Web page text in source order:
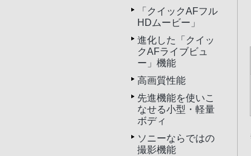
「クイックAFフル
HDムービー」
進化した「クイッ
クAFライブビュ
ー」機能
高画質性能
先進機能を使いこ
なせる小型・軽量
ボディ
ソニーならではの
撮影機能